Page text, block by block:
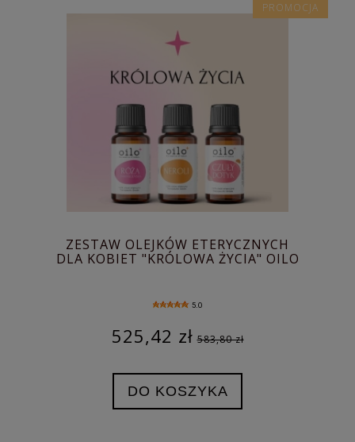
ZESTAW OLEJKÓW ETERYCZNYCH
DLA KOBIET "KRÓLOWA ŻYCIA" OILO
5.0
525,42 zł 583,80 zł
DO KOSZYKA
PROMOCJA